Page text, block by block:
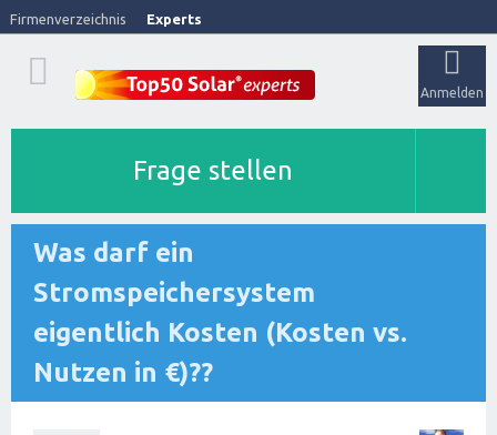
Firmenverzeichnis Experts
Anmelden
Frage stellen
Was darf ein
Stromspeichersystem
eigentlich Kosten (Kosten vs.
Nutzen in €)??